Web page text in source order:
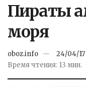
Пираты
моря
oboz.info
24/04/
Время чтения: 13 мин.